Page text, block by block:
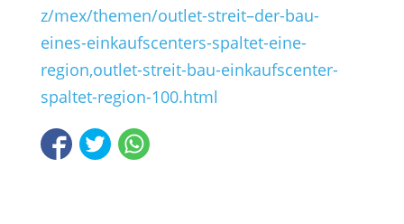
z/mex/themen/outlet-streit–der-bau-
eines-einkaufscenters-spaltet-eine-
region,outlet-streit-bau-einkaufscenter-
spaltet-region-100.html